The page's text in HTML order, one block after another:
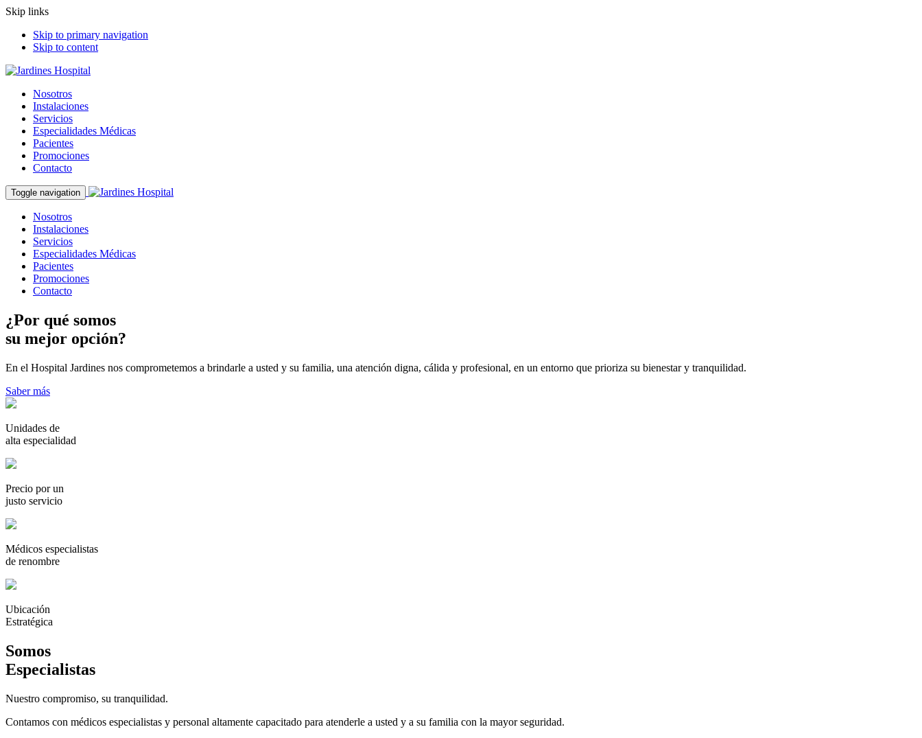
Skip links
Skip to primary navigation
Skip to content
Nosotros
Instalaciones
Servicios
Especialidades Médicas
Pacientes
Promociones
Contacto
Toggle navigation
Nosotros
Instalaciones
Servicios
Especialidades Médicas
Pacientes
Promociones
Contacto
¿Por qué somos
su mejor opción?
En el Hospital Jardines nos comprometemos a brindarle a usted y su familia, una atención digna, cálida y profesional, en un entorno que prioriza su bienestar y tranquilidad.
Saber más
Unidades de
alta especialidad
Precio por un
justo servicio
Médicos especialistas
de renombre
Ubicación
Estratégica
Somos
Especialistas
Nuestro compromiso, su tranquilidad.
Contamos con médicos especialistas y personal altamente capacitado para atenderle a usted y a su familia con la mayor seguridad.